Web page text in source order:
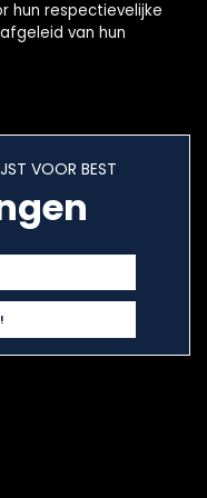
hun respectievelijke
van hun
VOOR BEST